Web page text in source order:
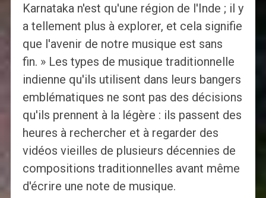
Karnataka n'est qu'une région de l'Inde ; il y
a tellement plus à explorer, et cela signifie
que l'avenir de notre musique est sans
fin. » Les types de musique traditionnelle
indienne qu'ils utilisent dans leurs bangers
emblématiques ne sont pas des décisions
qu'ils prennent à la légère : ils passent des
heures à rechercher et à regarder des
vidéos vieilles de plusieurs décennies de
compositions traditionnelles avant même
d'écrire une note de musique.